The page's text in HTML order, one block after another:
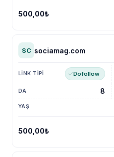
500,00₺
SC sociamag.com
Dofollow
8
500,00₺